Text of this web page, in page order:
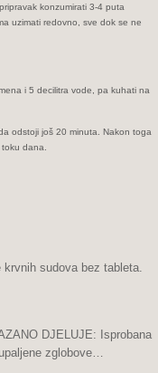
konzumirati 3-4 puta
uzimati redovno, sve dok se ne
i 5 decilitra vode, pa kuhati na
odstoji još 20 minuta. Nakon toga
dana.
sudova bez tableta.
DJELUJE: Isprobana
zglobove…